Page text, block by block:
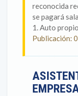
reconocida
se pagará
1. Auto
Publicación: